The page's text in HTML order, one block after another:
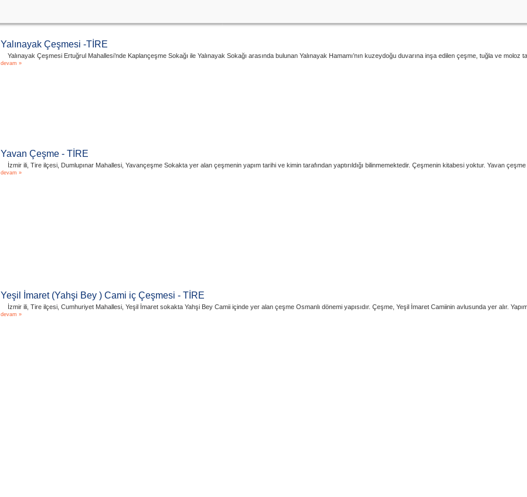
Yalınayak Çeşmesi -TİRE
Yalınayak Çeşmesi Ertuğrul Mahallesi’nde Kaplançeşme Sokağı ile Yalınayak Sokağı arasında bulunan Yalınayak Hamamı’nın kuzeydoğu duvarına inşa edilen çeşme, tuğla ve
devam »
Yavan Çeşme - TİRE
İzmir ili, Tire ilçesi, Dumlupınar Mahallesi, Yavançeşme Sokakta yer alan çeşmenin yapım tarihi ve kimin tarafından yaptırıldığı bilinmemektedir. Çeşmenin kitabesi yoktur. Yavan
devam »
Yeşil İmaret (Yahşi Bey ) Cami iç Çeşmesi - TİRE
İzmir ili, Tire ilçesi, Cumhuriyet Mahallesi, Yeşil İmaret sokakta Yahşi Bey Camii içinde yer alan çeşme Osmanlı dönemi yapısıdır. Çeşme, Yeşil İmaret Camiinin avlusunda yer alır.
devam »